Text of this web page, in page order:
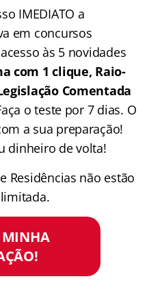
IMEDIATO a
em concursos
às 5 novidades
com 1 clique, Raio-
Comentada
o teste por 7 dias. O
a sua preparação!
dinheiro de volta!
Residências não estão
MINHA